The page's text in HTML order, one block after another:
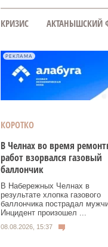
КРИЗИС АКТАНЫШСКИЙ
РЕКЛАМА
КОРОТКО
В Челнах во время
работ взорвался газовый
баллончик
В Набережных Челнах в
результате хлопка газового
баллончика пострадал
Инцидент произошел ...
08.08.2026, 15:37